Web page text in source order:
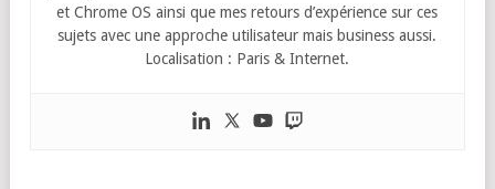
et Chrome OS ainsi que mes retours d’expérience sur ces
sujets avec une approche utilisateur mais business aussi.
Localisation : Paris & Internet.